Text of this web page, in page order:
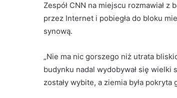
Zespół CNN na miejscu rozmawiał
przez Internet i pobiegła do bloku
synową.
„Nie ma nic gorszego niż utrata
budynku nadal wydobywał się
zostały wybite, a ziemia była